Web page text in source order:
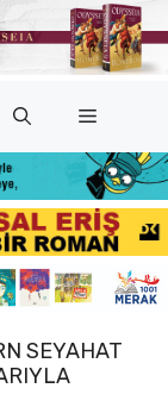
Menü
SEYAHAT